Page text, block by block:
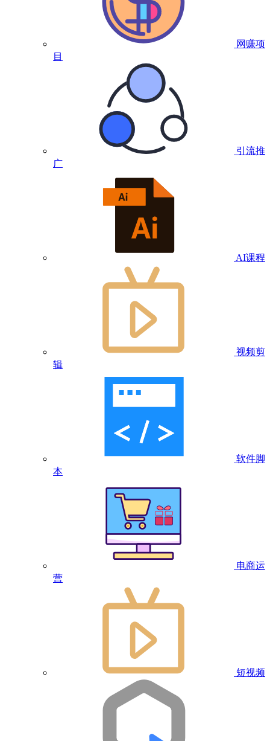
网赚项
目
引流推
广
AI课程
视频剪
辑
软件脚
本
电商运
营
短视频